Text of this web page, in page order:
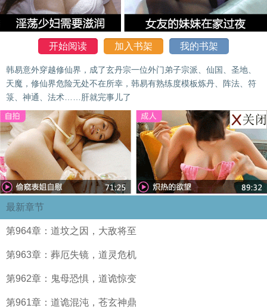
开始阅读 加入书架 我的书架
韩易意外穿越修仙界，成了玄丹宗一位外门弟子宗派、仙国、圣地、
天魔，修仙界危险无处不在所幸，韩易有熟练度模板炼丹、阵法、符
箓、神通、法术……肝就完事儿了
最新章节
第964章：道坟之因，大敌将至
第963章：葬厄失镜，道灵危机
第962章：鬼母恐惧，道诡惊变
第961章：道诡混沌，苍玄神鼎